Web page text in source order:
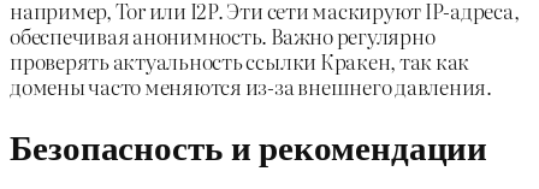
например, Tor или I2P. Эти сети маскируют IP-адреса,
обеспечивая анонимность. Важно регулярно
проверять актуальность ссылки Кракен, так как
домены часто меняются из-за внешнего давления.
Безопасность и рекомендации